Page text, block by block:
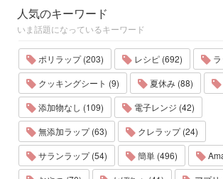
人気のキーワード
いま話題になっているキーワード
ポリラップ (203) レシピ (692)
クッキングシート (9)
夏休み (88)
添加物なし (109)
電子レンジ (42)
無添加ラップ (63)
クレラップ (24)
サランラップ (54)
簡単 (496)